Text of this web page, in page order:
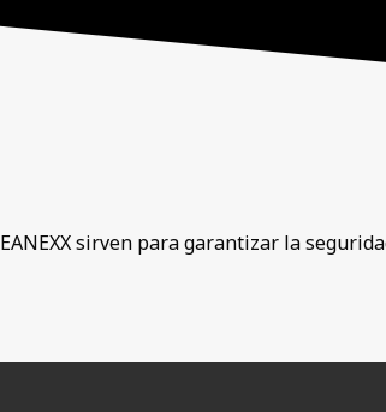
sirven para garantizar la